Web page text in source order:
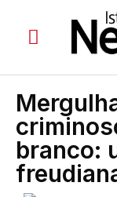
branco: